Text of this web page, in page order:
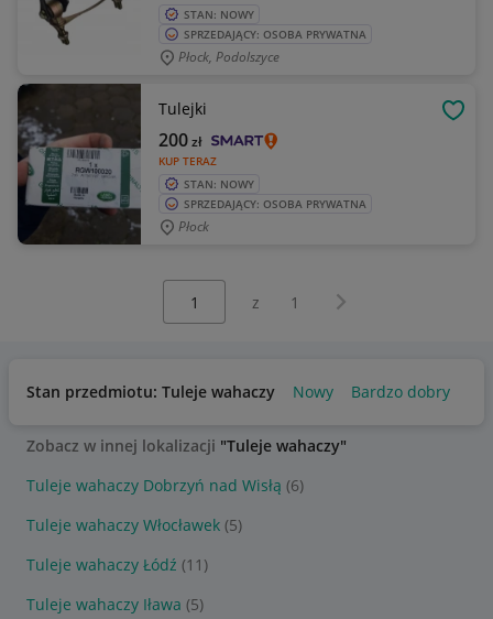
STAN: NOWY
SPRZEDAJĄCY: OSOBA PRYWATNA
Płock, Podolszyce
Tulejki
KUP TERAZ
200zł
STAN: NOWY
SPRZEDAJĄCY: OSOBA PRYWATNA
Płock
z 1 Następna strona
Stan przedmiotu: Tuleje wahaczy Nowy Bardzo dobry
Zobacz w innej lokalizacji "Tuleje wahaczy"
Tuleje wahaczy Dobrzyń nad Wisłą (6)
Tuleje wahaczy Włocławek (5)
Tuleje wahaczy Łódź (11)
Tuleje wahaczy Iława (5)